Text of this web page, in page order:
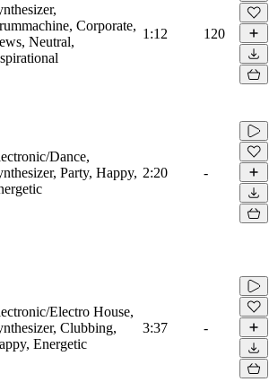
Corporate,
Neutral,
1:12 120
Dance,
Party, Happy, 2:20 -
Electro House,
Clubbing,
Energetic
3:37 -